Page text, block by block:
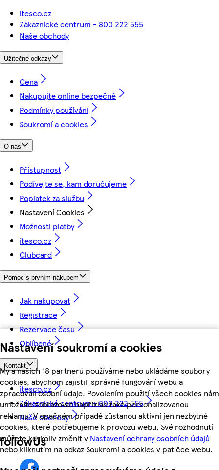
Nastavení soukromí a cookies
My a našich 18 partnerů používáme nebo ukládáme soubory
cookies, abychom zajistili správné fungování webu a
zpracovali osobní údaje. Povolením použití všech cookies nám
umožníte zobrazovat například také personalizovanou
reklamu. V opačném případě zůstanou aktivní jen nezbytné
cookies, které potřebujeme k provozu webu. Své rozhodnutí
můžete kdykoliv změnit v Nastavení ochrany osobních údajů
nebo kliknutím na odkaz Soukromí a cookies v patičce webu.
itesco.cz
Zákaznické centrum - 800 222 555
Naše obchody
Užitečné odkazy
Cena
Nakupujte online bezpečně
Podmínky používání
Soukromí a cookies
O nás
Přístupnost
Podívejte se, kam doručujeme
Poplatek za službu
Nastavení Cookies
Možnosti platby
itesco.cz
Clubcard
Pomoc s prvním nákupem
Jak nakupovat
Registrace
Rezervace času
Oblíbené
Kontakt
itesco.cz
Zákaznické centrum - 800 222 555
Naše obchody
followUs